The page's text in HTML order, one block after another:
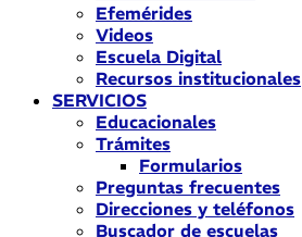
Efemérides
Videos
Escuela Digital
Recursos institucionales
SERVICIOS
Educacionales
Trámites
Formularios
Preguntas frecuentes
Direcciones y teléfonos
Buscador de escuelas